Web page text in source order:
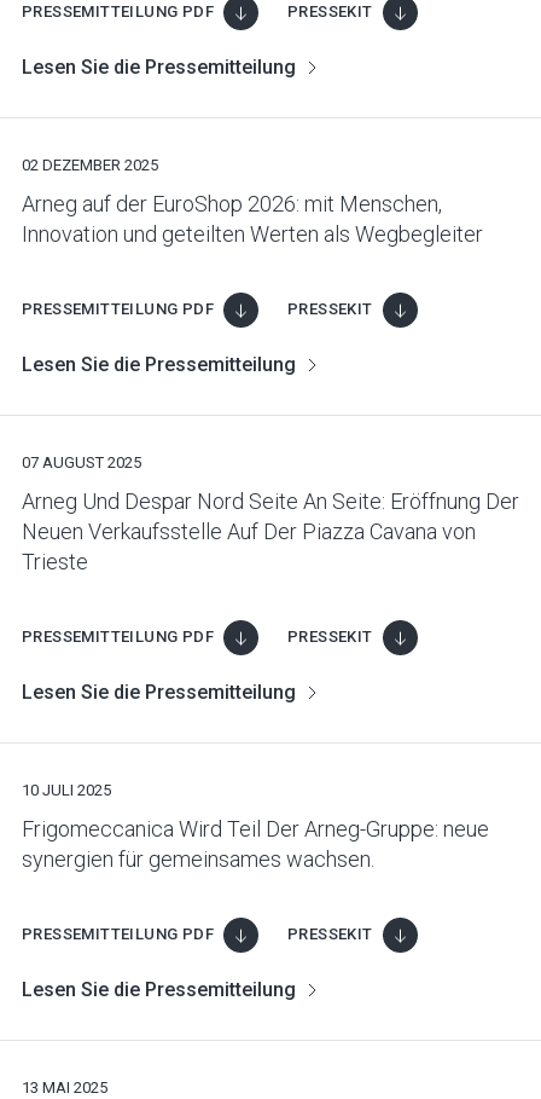
PRESSEMITTEILUNG PDF PRESSEKIT
Lesen Sie die Pressemitteilung
02 DEZEMBER 2025
Arneg auf der EuroShop 2026: mit Menschen,
Innovation und geteilten Werten als Wegbegleiter
PRESSEMITTEILUNG PDF PRESSEKIT
Lesen Sie die Pressemitteilung
07 AUGUST 2025
Arneg Und Despar Nord Seite An Seite: Eröffnung Der
Neuen Verkaufsstelle Auf Der Piazza Cavana von
Trieste
PRESSEMITTEILUNG PDF PRESSEKIT
Lesen Sie die Pressemitteilung
10 JULI 2025
Frigomeccanica Wird Teil Der Arneg-Gruppe: neue
synergien für gemeinsames wachsen.
PRESSEMITTEILUNG PDF PRESSEKIT
Lesen Sie die Pressemitteilung
13 MAI 2025